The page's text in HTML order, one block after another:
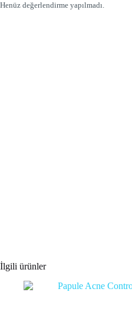
Henüz değerlendirme yapılmadı.
İlgili ürünler